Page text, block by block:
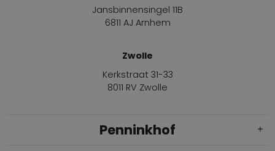
Jansbinnensingel 11B
6811 AJ Arnhem
Zwolle
Kerkstraat 31-33
8011 RV Zwolle
Penninkhof